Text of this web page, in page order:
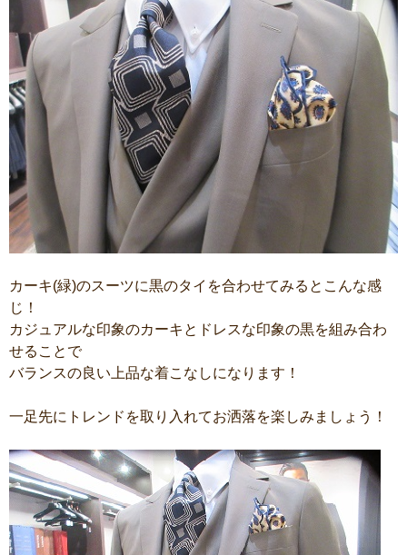
カーキ(緑)のスーツに黒のタイを合わせてみるとこんな感
じ！
カジュアルな印象のカーキとドレスな印象の黒を組み合わ
せることで
バランスの良い上品な着こなしになります！
一足先にトレンドを取り入れてお洒落を楽しみましょう！